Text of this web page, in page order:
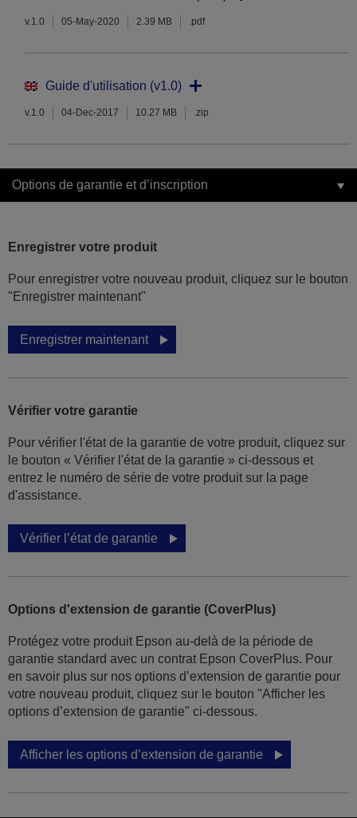
v.1.0 05-May-2020 2.39 MB .pdf
Guide d'utilisation (v1.0)
v.1.0 04-Dec-2017 10.27 MB .zip
Options de garantie et d’inscription
Enregistrer votre produit
Pour enregistrer votre nouveau produit, cliquez sur le bouton
"Enregistrer maintenant"
Enregistrer maintenant
Vérifier votre garantie
Pour vérifier l'état de la garantie de votre produit, cliquez sur
le bouton « Vérifier l'état de la garantie » ci-dessous et
entrez le numéro de série de votre produit sur la page
d'assistance.
Vérifier l’état de garantie
Options d'extension de garantie (CoverPlus)
Protégez votre produit Epson au-delà de la période de
garantie standard avec un contrat Epson CoverPlus. Pour
en savoir plus sur nos options d’extension de garantie pour
votre nouveau produit, cliquez sur le bouton "Afficher les
options d’extension de garantie" ci-dessous.
Afficher les options d’extension de garantie